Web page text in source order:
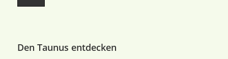
Den Taunus entdecken